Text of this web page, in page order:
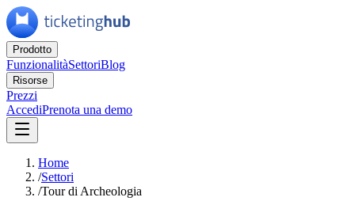
Prodotto
FunzionalitàSettoriBlog
Risorse
Prezzi
AccediPrenota una demo
Home
/Settori
/Tour di Archeologia